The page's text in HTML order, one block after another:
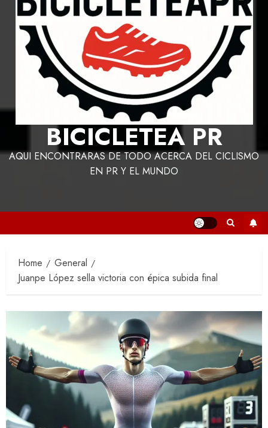
BICICLETEA PR
AQUI ENCONTRARAS DE TODO ACERCA DEL CICLISMO
EN PR Y EL MUNDO
Home
General
Juanpe López sella victoria con épica subida final